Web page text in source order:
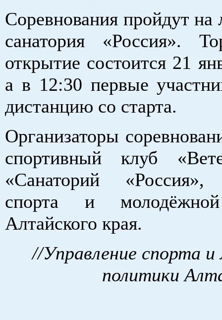
Соревнования пройдут
санатория «Россия».
открытие состоится 21
а в 12:30 первые
дистанцию со старта.
Организаторы
спортивный клуб
«Санаторий «Россия»,
спорта и
Алтайского края.
//Управление спорта
политики